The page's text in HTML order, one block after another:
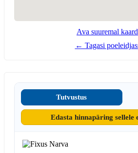
Ava suuremal
← Tagasi
Tutvustus
Edasta hinnapäring sellele